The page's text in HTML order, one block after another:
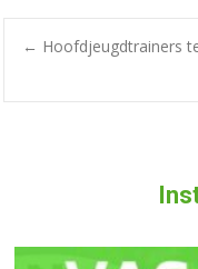
← Hoofdjeugdtrainers